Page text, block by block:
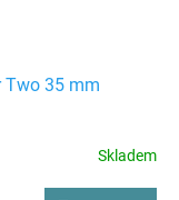
Two 35 mm
Skladem